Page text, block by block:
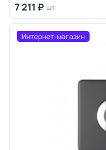
7 211 ₽ шт
Интернет-магазин